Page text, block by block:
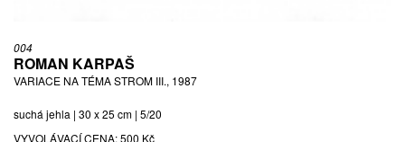
004
ROMAN KARPAŠ
VARIACE NA TÉMA STROM III., 1987
suchá jehla | 30 x 25 cm | 5/20
VYVOLÁVACÍ CENA:500 Kč